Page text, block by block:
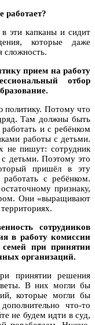
эти капканы и сидит
которые даже
сложность.
прием на работу
отбор
политику. Потому что
Там должны быть
и с ребёнком
работы с детьми.
не пишут: сотрудник
с детьми. Поэтому это
пришёл в эту
с ребёнком.
признаку,
Они «выращивают
сотрудников
в работу комиссии
при принятии
организаций.
принятии решения
В них могли бы
которые могли бы
что-то
не будем идти в суд,